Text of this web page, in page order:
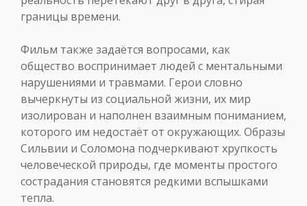
границы времени.
Фильм также задаётся вопросами, как
общество воспринимает людей с ментальными
нарушениями и травмами. Герои словно
вычеркнуты из социальной жизни, их мир
изолирован и наполнен взаимным пониманием,
которого им недостаёт от окружающих. Образы
Сильвии и Соломона подчеркивают хрупкость
человеческой природы, где моменты простого
сострадания становятся редкими вспышками
тепла.